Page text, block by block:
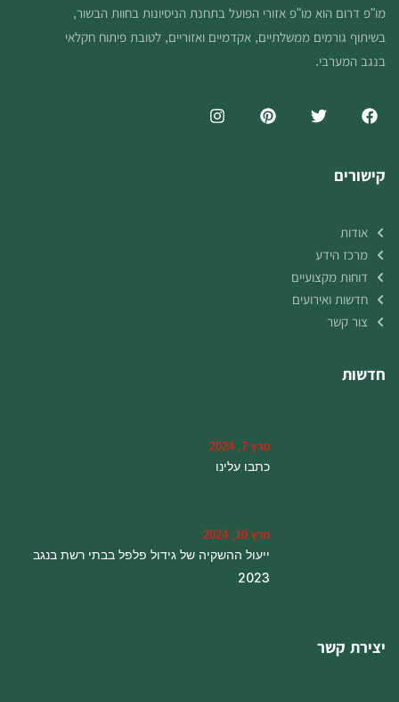
מו"פ דרום הוא מו"פ אזורי הפועל בתחנת הניסיונות בחוות הבשור,
בשיתוף גורמים ממשלתיים, אקדמיים ואזוריים, לטובת פיתוח חקלאי
בנגב המערבי.
קישורים
אודות
מרכז הידע
דוחות מקצועיים
חדשות ואירועים
צור קשר
חדשות
מרץ 7, 2024
כתבו עלינו
מרץ 10, 2024
ייעול ההשקיה של גידול פלפל בבתי רשת בנגב
2023
יצירת קשר